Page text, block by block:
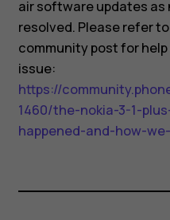
air software updates as
resolved. Please refer
community post for
issue:
https://
1460/the-nokia-3-1-
happened-and-how-